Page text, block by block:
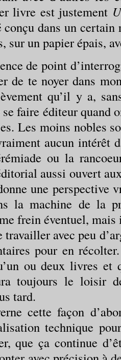
livre est justement
conçu dans un
sur un papier épais,
de point
de te noyer dans
qu’il y a,
faire éditeur quand
Les moins nobles
aucun intérêt
ou la
aussi ouvert
une perspective
la machine de la
frein éventuel,
travailler avec peu
pour en
ou deux livres et
toujours le loisir
tard.
cette façon
technique
que ça continue